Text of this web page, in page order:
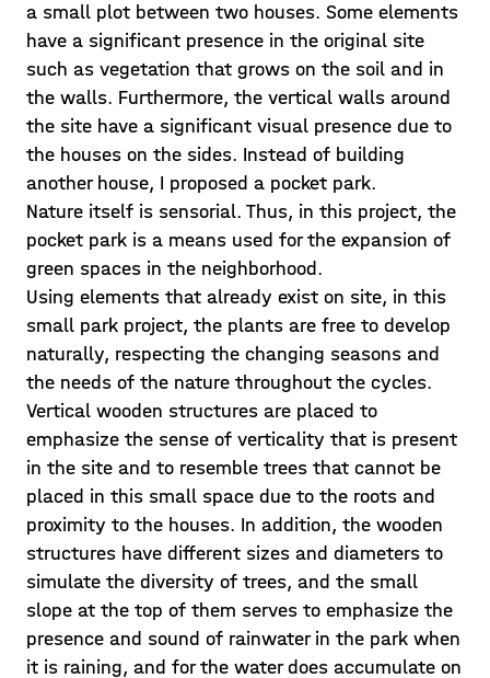
a small plot between two houses. Some elements
have a significant presence in the original site
such as vegetation that grows on the soil and in
the walls. Furthermore, the vertical walls around
the site have a significant visual presence due to
the houses on the sides. Instead of building
another house, I proposed a pocket park.
Nature itself is sensorial. Thus, in this project, the
pocket park is a means used for the expansion of
green spaces in the neighborhood.
Using elements that already exist on site, in this
small park project, the plants are free to develop
naturally, respecting the changing seasons and
the needs of the nature throughout the cycles.
Vertical wooden structures are placed to
emphasize the sense of verticality that is present
in the site and to resemble trees that cannot be
placed in this small space due to the roots and
proximity to the houses. In addition, the wooden
structures have different sizes and diameters to
simulate the diversity of trees, and the small
slope at the top of them serves to emphasize the
presence and sound of rainwater in the park when
it is raining, and for the water does accumulate on